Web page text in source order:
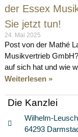
der Essex
Sie jetzt tun!
24. Mai 2025
Post von der Mathé
Musikvertrieb
auf sich hat und wie
Weiterlesen »
Die Kanzlei
Wilhelm-
64293